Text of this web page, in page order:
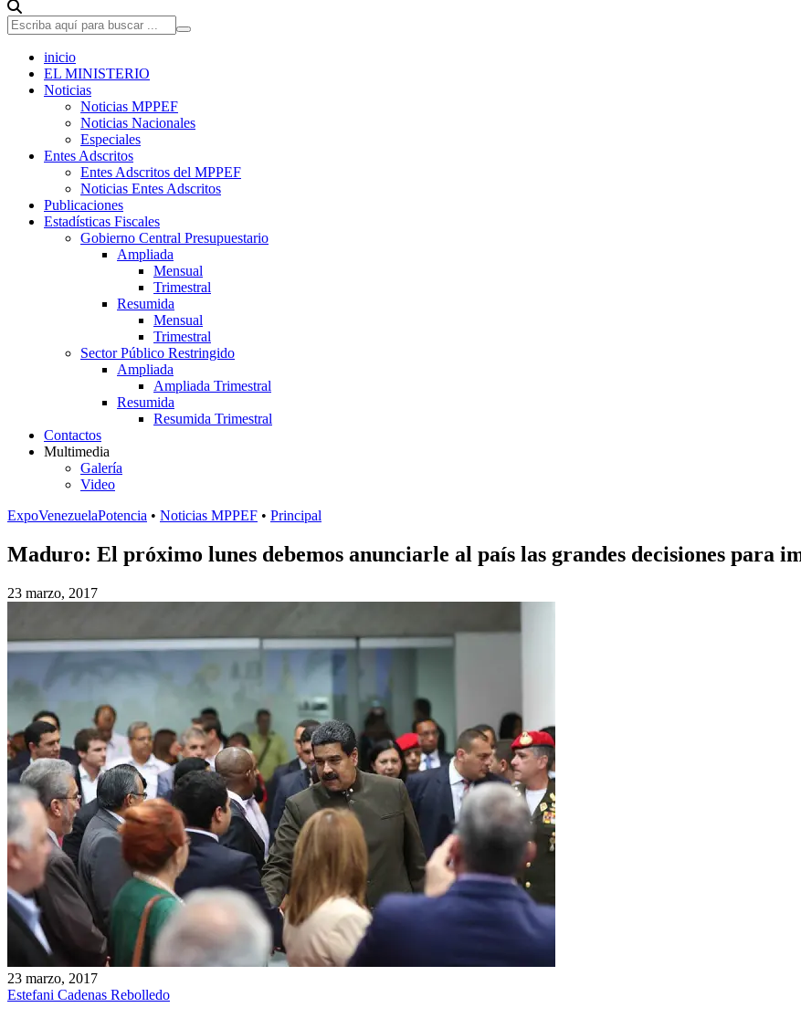
inicio
EL MINISTERIO
Noticias
Noticias MPPEF
Noticias Nacionales
Especiales
Entes Adscritos
Entes Adscritos del MPPEF
Noticias Entes Adscritos
Publicaciones
Estadísticas Fiscales
Gobierno Central Presupuestario
Ampliada
Mensual
Trimestral
Resumida
Mensual
Trimestral
Sector Público Restringido
Ampliada
Ampliada Trimestral
Resumida
Resumida Trimestral
Contactos
Multimedia
Galería
Video
ExpoVenezuelaPotencia • Noticias MPPEF • Principal
Maduro: El próximo lunes debemos anunciarle al país las grandes decisiones para
23 marzo, 2017
23 marzo, 2017
Estefani Cadenas Rebolledo